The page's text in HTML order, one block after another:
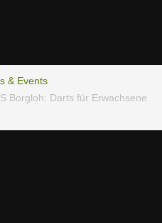
& Events
Borgloh: Darts für Erwachsene